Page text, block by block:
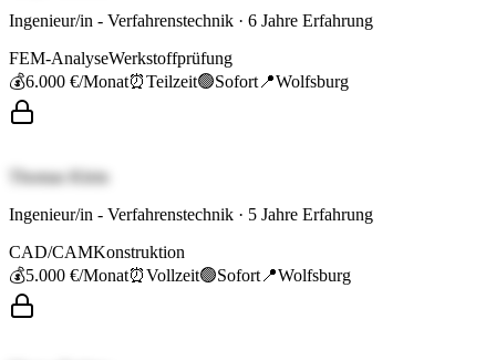
Ingenieur/in - Verfahrenstechnik · 6 Jahre Erfahrung
FEM-AnalyseWerkstoffprüfung
💰6.000 €/Monat⏰Teilzeit🟢Sofort 📍Wolfsburg
Thomas Klein
Ingenieur/in - Verfahrenstechnik · 5 Jahre Erfahrung
CAD/CAMKonstruktion
💰5.000 €/Monat⏰Vollzeit🟢Sofort 📍Wolfsburg